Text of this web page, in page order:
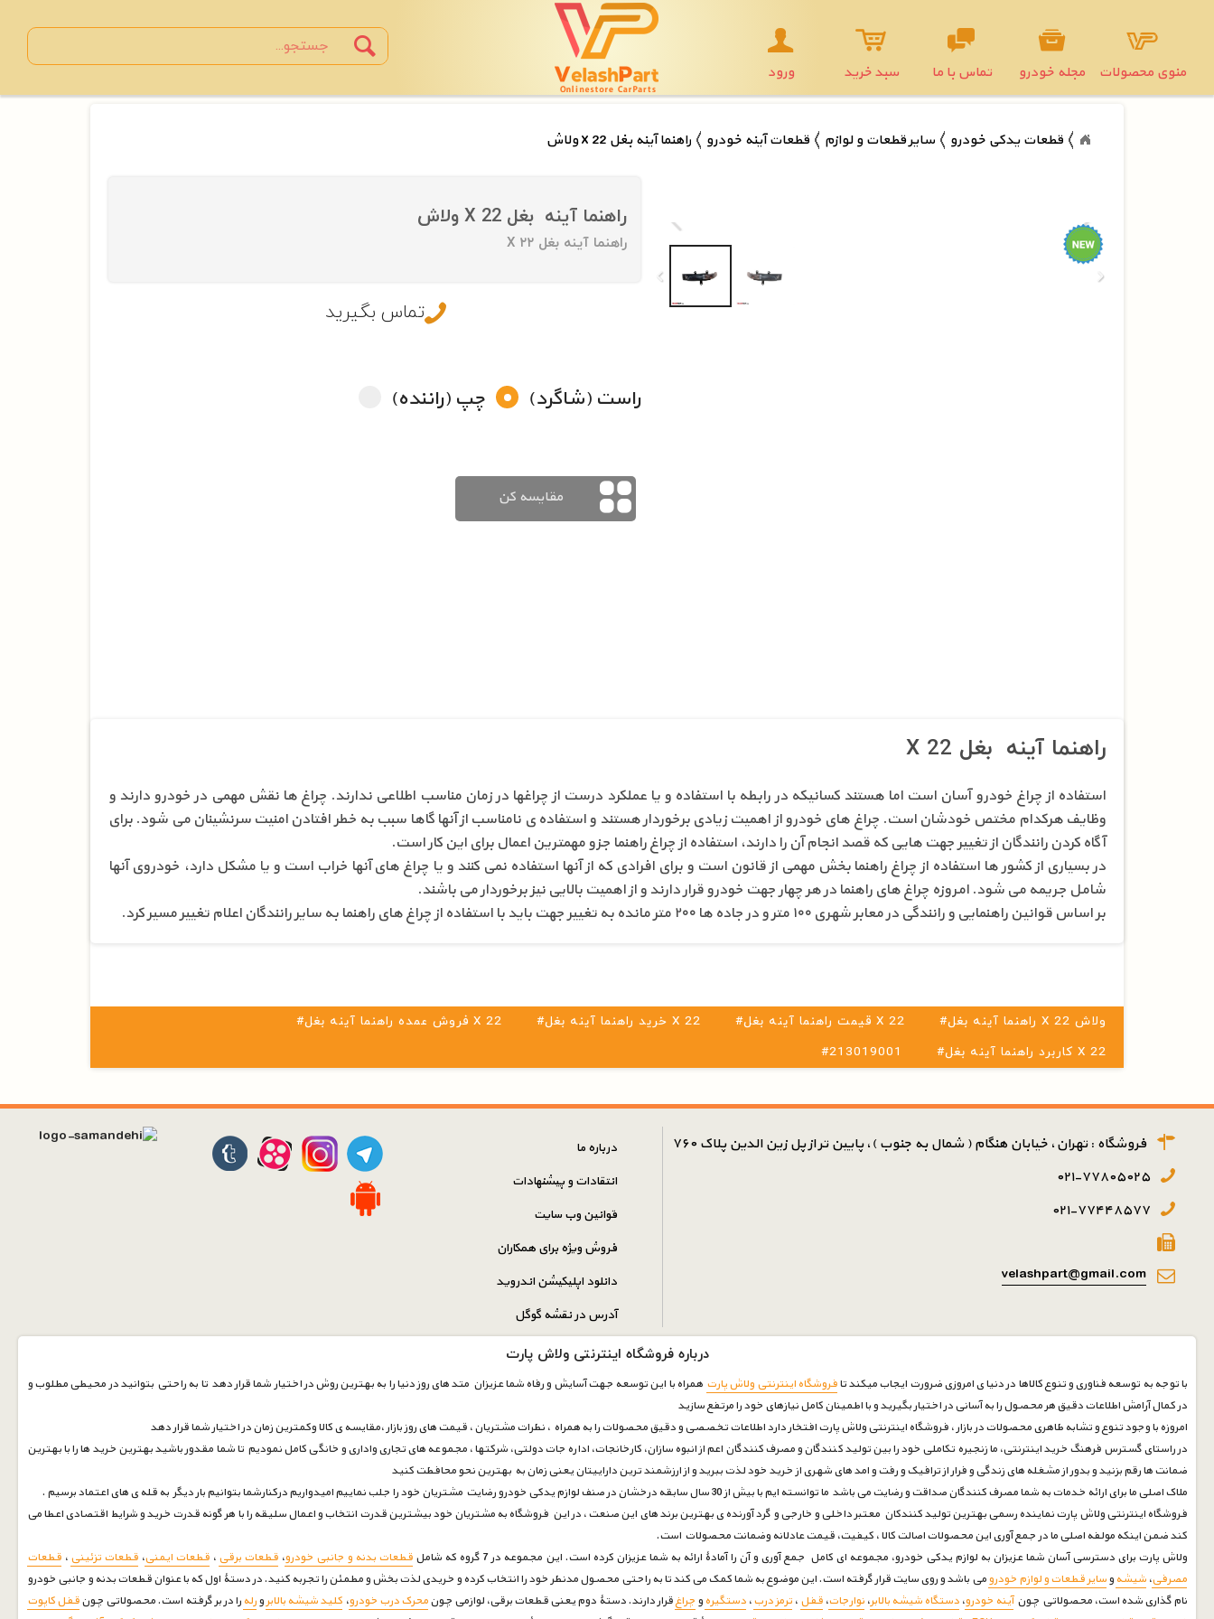
قطعات یدکی خودرو سایر قطعات و لوازم قطعات آینه خودرو راهنما آینه بغل X 22 ولاش
راهنما آینه  بغل X 22 ولاش
راهنما آینه بغل X ۲۲
تماس بگیرید
چپ (راننده) راست (شاگرد)
مقایسه کن
راهنما آینه بغل X 22
استفاده از چراغ خودرو آسان است اما هستند کسانیکه در رابطه با استفاده و یا عملکرد درست از چراغها در زمان مناسب اطلاعی ندارند. چراغ ها نقش مهمی در خودرو دارند و
وظایف هرکدام مختص خودشان است. چراغ های خودرو از اهمیت زیادی برخوردار هستند و استفاده ی نامناسب از آنها گاها سبب به خطر افتادن امنیت سرنشینان می شود. برای
آگاه کردن رانندگان از تغییر جهت هایی که قصد انجام آن را دارند، استفاده از چراغ راهنما جزو مهمترین اعمال برای این کار است.
در بسیاری از کشور ها استفاده از چراغ راهنما بخش مهمی از قانون است و برای افرادی که از آنها استفاده نمی کنند و یا چراغ های آنها خراب است و یا مشکل دارد، خودروی آنها
شامل جریمه می شود. امروزه چراغ های راهنما در هر چهار جهت خودرو قرار دارند و از اهمیت بالایی نیز برخوردار می باشند.
بر اساس قوانین راهنمایی و رانندگی در معابر شهری ۱۰۰ متر و در جاده ها ۲۰۰ متر مانده به تغییر جهت باید با استفاده از چراغ های راهنما به سایر رانندگان اعلام تغییر مسیر کرد.
#راهنما آینه بغل X 22 ولاش #قیمت راهنما آینه بغل X 22 #خرید راهنما آینه بغل X 22
#فروش عمده راهنما آینه بغل X 22
#کاربرد راهنما آینه بغل X 22
#213019001
فروشگاه : تهران، خیابان هنگام ( شمال به جنوب )، پایین تر از پل زین الدین پلاک ۷۶۰
۰۲۱-۷۷۸۰۵۰۲۵
۰۲۱-۷۷۴۴۸۵۷۷
velashpart@gmail.com
درباره ما
انتقادات و پیشنهادات
قوانین وب سایت
فروش ویژه برای همکاران
دانلود اپلیکیشن اندروید
آدرس در نقشه گوگل
درباره فروشگاه اینترنتی ولاش پارت
با توجه به توسعه فناوری و تنوع کالاها در دنیا ی امروزی ضرورت ایجاب میکند تافروشگاه اینترنتی ولاش پارت همراه با این توسعه جهت آسایش و رفاه شما عزیزان متد های روز دنیا را به بهترین روش در اختیار شما قرار دهد تا به راحتی بتوانید در محیطی مطلوب و
در کمال آرامش اطلاعات دقیق هر محصول را به آسانی در اختیار بگیرید و با اطمینان کامل نیازهای خود را مرتفع سازيد
امروزه با وجود تنوع و تشابه ظاهری محصولات در بازار ، فروشگاه اینترنتی ولاش پارت افتخار دارد اطلاعات تخصصی و دقیق محصولات را به همراه ، نظرات مشتریان ، قیمت های روز بازار ،مقایسه ی کالا وکمترین زمان در اختیار شما قرار دهد
در راستای گسترس فرهنگ خرید اینترنتی، ما زنجیره تکاملی خود را بین تولید کنندگان و مصرف کنندگان اعم از انبوه سازان، کارخانجات، اداره جات دولتی، شرکتها ، مجموعه های تجاری واداری و خانگی کامل نمودیم تا شما مقدور باشید بهترین خرید ها را با بهترین
ضمانت ها رقم بزنید و بدور از مشغله های زندگی و فرار از ترافیک و رفت و امد های شهری از خرید خود لذت ببرید و از ارزشمند ترین داراییتان یعنی زمان به بهترین نحو محافظت کنید
ملاک اصلی ما برای ارائه خدمات به شما مصرف کنندگان صداقت و رضایت می باشد ما توانسته ایم با بیش از 30 سال سابقه درخشان در صنف لوازم یدکی خودرو رضایت مشتریان خود را جلب نماییم امیدواریم درکنارشما بتوانیم بار دیگر به قله ی های اعتماد برسیم .
فروشگاه اینترنتی ولاش پارت نماینده رسمی بهترین تولید کنندکان معتبر داخلی و خارجی و گرد آورنده ی بهترین برند های این صنعت ، در این فروشگاه به مشتریان خود بیشترین قدرت انتخاب و اعمال سلیقه را با هر گونه قدرت خرید و شرایط اقتصادی اعطا می
کند ضمن اینکه مولفه اصلی ما در جمع آوری این محصولات اصالت کالا ، کیفیت، قیمت عادلانه وضمانت محصولات است.
ولاش پارت برای دسترسی آسان شما عزیزان به لوازم یدکی خودرو، مجموعه ای کامل جمع آوری و آن را آمادۀ ارائه به شما عزیزان کرده است. این مجموعه در 7 گروه که شامل
قطعات بدنه و جانبی خودرو، قطعات برقی ، قطعات ایمنی، قطعات تزئینی ، قطعات
مصرفی،شیشه وسایر قطعات و لوازم خودرومی باشد و روی سایت قرار گرفته است. این موضوع به شما کمک می کند تا به راحتی محصول مدنظر خود را انتخاب کرده و خریدی لذت بخش و مطمئن را تجربه کنید. در دستۀ اول که با عنوان قطعات بدنه و جانبی خودرو
نام گذاری شده است، محصولاتی چونآینه خودرو، دستگاه شیشه بالابر،نوارجات،قفل ، ترمز درب، دستگیره و چراغقرار دارند. دستۀ دوم یعنی قطعات برقی، لوازمی چونمحرک درب خودرو، کلید شیشه بالابر ورله را در بر گرفته است. محصولاتی چونقفل کاپوت
Search
منوی محصولات مجله خودرو تماس با ما سبد خرید ورود